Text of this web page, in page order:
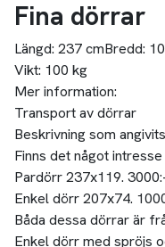
Fina dörrar
Längd: 237 cmBredd:
Vikt: 100 kg
Mer information:
Transport av dörrar
Beskrivning som
Finns det något
Pardörr 237x119.
Enkel dörr 207x74.
Båda dessa dörrar är
Enkel dörr med spröjs